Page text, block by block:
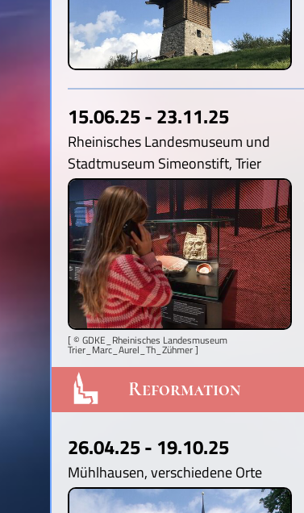
15.06.25 - 23.11.25
Rheinisches Landesmuseum und
Stadtmuseum Simeonstift, Trier
[ © GDKE_Rheinisches Landesmuseum
Trier_Marc_Aurel_Th_Zühmer ]
Reformation
26.04.25 - 19.10.25
Mühlhausen, verschiedene Orte